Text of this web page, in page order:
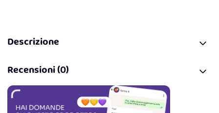
Descrizione
Recensioni (0)